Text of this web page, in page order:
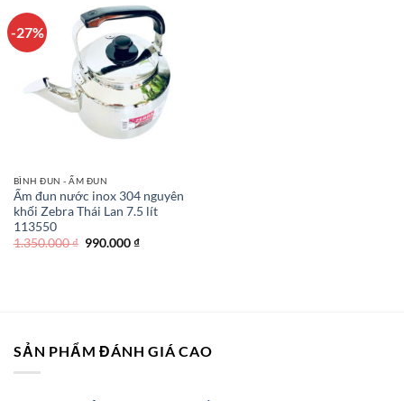
-27%
BÌNH ĐUN - ẤM ĐUN
Ấm đun nước inox 304 nguyên
khối Zebra Thái Lan 7.5 lít
113550
1.350.000₫ Giá
990.000₫Giá
SẢN PHẨM ĐÁNH GIÁ CAO